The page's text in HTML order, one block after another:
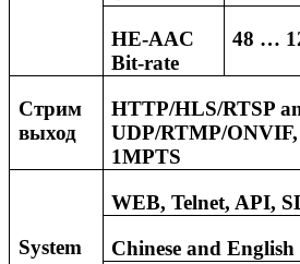
HE-AAC
Bit-rate
48 …
Стрим
выход
HTTP/HLS/RTSP
UDP/RTMP/ONVIF,
1MPTS
System
WEB, Telnet, API,
Chinese and